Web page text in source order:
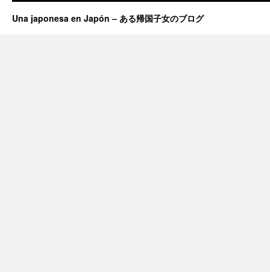
Una japonesa en Japón – ある帰国子女のブログ